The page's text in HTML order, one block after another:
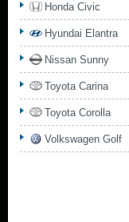
Honda Civic
Hyundai Elantra
Nissan Sunny
Toyota Carina
Toyota Corolla
Volkswagen Golf